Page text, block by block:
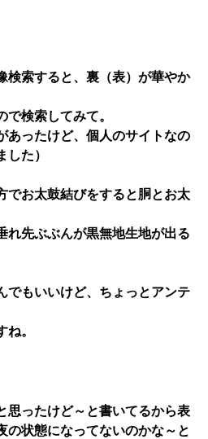
検索すると、裏（表）が華やか
検索してみて。
あったけど、個人のサイトなの
た）
でお太鼓結びをすると胴とお太
れ先ぶぶんが黒無地生地が出る
でもいいけど、ちょっとアンテ
。
思ったけど～と書いてるから表
の状態になってないのかな～と